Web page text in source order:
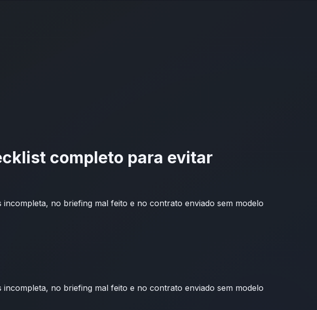
completo para evitar
no briefing mal feito e no contrato enviado sem modelo
no briefing mal feito e no contrato enviado sem modelo